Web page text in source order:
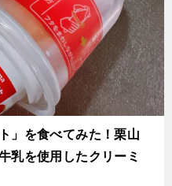
」を食べてみた！栗山
乳を使用したクリーミ